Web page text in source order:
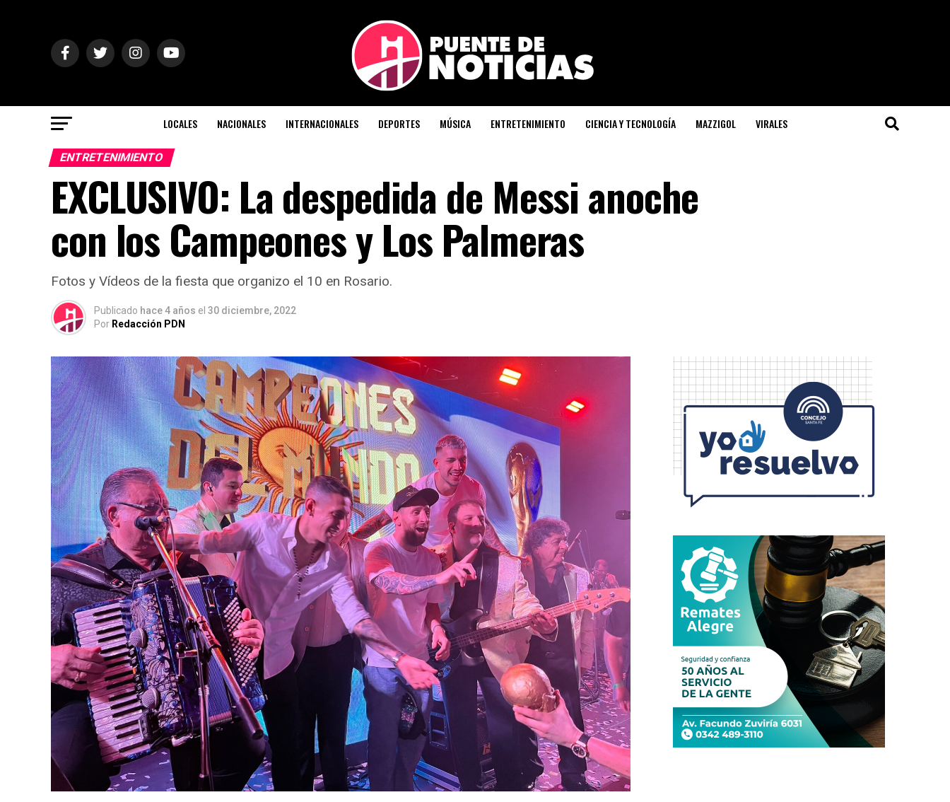
LOCALES NACIONALES INTERNACIONALES DEPORTES MÚSICA ENTRETENIMIENTO CIENCIA Y TECNOLOGÍA MAZZIGOL VIRALES
ENTRETENIMIENTO
EXCLUSIVO: La despedida de Messi anoche
con los Campeones y Los Palmeras
Fotos y Vídeos de la fiesta que organizo el 10 en Rosario.
Publicado hace 4 años el 30 diciembre, 2022
Por Redacción PDN